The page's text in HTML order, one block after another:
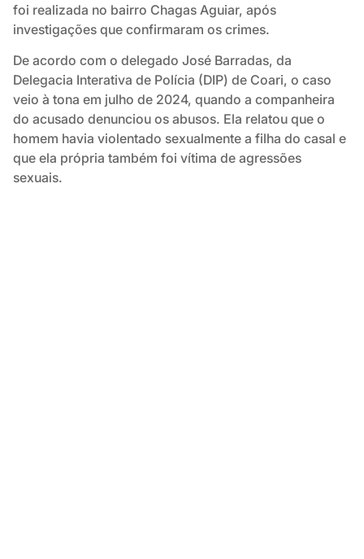
foi realizada no bairro Chagas Aguiar, após
investigações que confirmaram os crimes.
De acordo com o delegado José Barradas, da
Delegacia Interativa de Polícia (DIP) de Coari, o caso
veio à tona em julho de 2024, quando a companheira
do acusado denunciou os abusos. Ela relatou que o
homem havia violentado sexualmente a filha do casal e
que ela própria também foi vítima de agressões
sexuais.